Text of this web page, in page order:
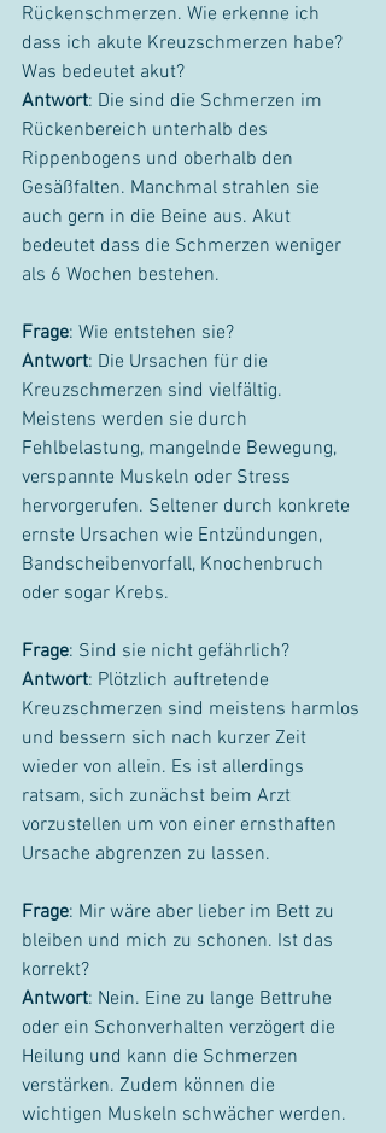
Rückenschmerzen. Wie erkenne ich
dass ich akute Kreuzschmerzen habe?
Was bedeutet akut?
Antwort: Die sind die Schmerzen im
Rückenbereich unterhalb des
Rippenbogens und oberhalb den
Gesäßfalten. Manchmal strahlen sie
auch gern in die Beine aus. Akut
bedeutet dass die Schmerzen weniger
als 6 Wochen bestehen.
Frage: Wie entstehen sie?
Antwort: Die Ursachen für die
Kreuzschmerzen sind vielfältig.
Meistens werden sie durch
Fehlbelastung, mangelnde Bewegung,
verspannte Muskeln oder Stress
hervorgerufen. Seltener durch konkrete
ernste Ursachen wie Entzündungen,
Bandscheibenvorfall, Knochenbruch
oder sogar Krebs.
Frage: Sind sie nicht gefährlich?
Antwort: Plötzlich auftretende
Kreuzschmerzen sind meistens harmlos
und bessern sich nach kurzer Zeit
wieder von allein. Es ist allerdings
ratsam, sich zunächst beim Arzt
vorzustellen um von einer ernsthaften
Ursache abgrenzen zu lassen.
Frage: Mir wäre aber lieber im Bett zu
bleiben und mich zu schonen. Ist das
korrekt?
Antwort: Nein. Eine zu lange Bettruhe
oder ein Schonverhalten verzögert die
Heilung und kann die Schmerzen
verstärken. Zudem können die
wichtigen Muskeln schwächer werden.